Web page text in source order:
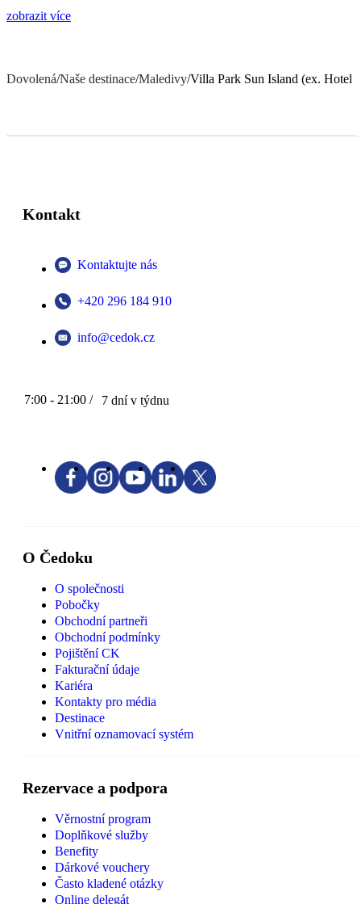
zobrazit více
Dovolená/Naše destinace/Maledivy/Villa Park Sun Island (ex. Hotel
Kontakt
Kontaktujte nás
+420 296 184 910
info@cedok.cz
7:00 - 21:00 / 7 dní v týdnu
O Čedoku
O společnosti
Pobočky
Obchodní partneři
Obchodní podmínky
Pojištění CK
Fakturační údaje
Kariéra
Kontakty pro média
Destinace
Vnitřní oznamovací systém
Rezervace a podpora
Věrnostní program
Doplňkové služby
Benefity
Dárkové vouchery
Často kladené otázky
Online delegát